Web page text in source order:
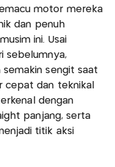
motor mereka
dan penuh
ini. Usai
sebelumnya,
sengit saat
cepat dan teknikal
dengan
panjang, serta
titik aksi